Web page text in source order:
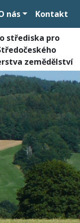
nás Kontakt
střediska pro
zemědělství